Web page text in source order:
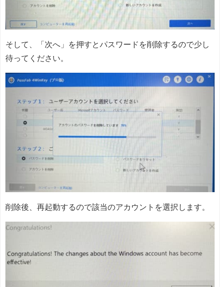
そして、「次へ」を押すとパスワードを削除するので少し
待ってください。
削除後、再起動するので該当のアカウントを選択します。